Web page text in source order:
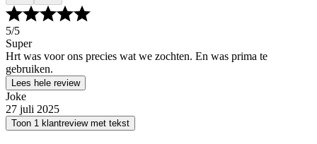
5/5
Super
Hrt was voor ons precies wat we zochten. En was prima te
gebruiken.
Lees hele review
Joke
27 juli 2025
Toon 1 klantreview met tekst